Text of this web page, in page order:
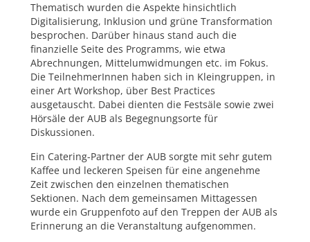
Thematisch wurden die Aspekte hinsichtlich
Digitalisierung, Inklusion und grüne Transformation
besprochen. Darüber hinaus stand auch die
finanzielle Seite des Programms, wie etwa
Abrechnungen, Mittelumwidmungen etc. im Fokus.
Die TeilnehmerInnen haben sich in Kleingruppen, in
einer Art Workshop, über Best Practices
ausgetauscht. Dabei dienten die Festsäle sowie zwei
Hörsäle der AUB als Begegnungsorte für
Diskussionen.
Ein Catering-Partner der AUB sorgte mit sehr gutem
Kaffee und leckeren Speisen für eine angenehme
Zeit zwischen den einzelnen thematischen
Sektionen. Nach dem gemeinsamen Mittagessen
wurde ein Gruppenfoto auf den Treppen der AUB als
Erinnerung an die Veranstaltung aufgenommen.